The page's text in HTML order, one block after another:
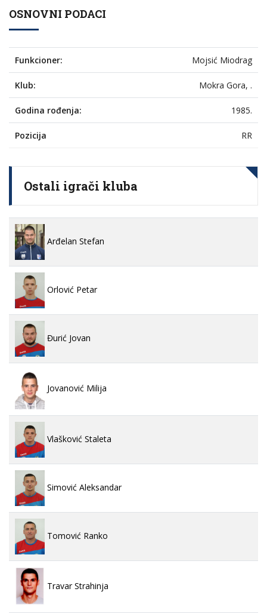
OSNOVNI PODACI
Funkcioner: Mojsić Miodrag
Klub: Mokra Gora, .
Godina rođenja: 1985.
Pozicija RR
Ostali igrači kluba
Arđelan Stefan
Orlović Petar
Đurić Jovan
Jovanović Milija
Vlašković Staleta
Simović Aleksandar
Tomović Ranko
Travar Strahinja